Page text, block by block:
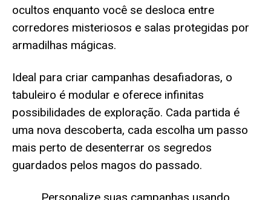
ocultos enquanto você se desloca entre
corredores misteriosos e salas protegidas por
armadilhas mágicas.
Ideal para criar campanhas desafiadoras, o
tabuleiro é modular e oferece infinitas
possibilidades de exploração. Cada partida é
uma nova descoberta, cada escolha um passo
mais perto de desenterrar os segredos
guardados pelos magos do passado.
Personalize suas campanhas usando